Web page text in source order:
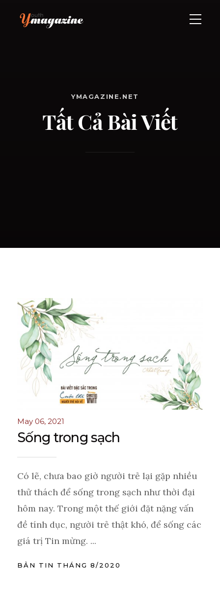
YMAGAZINE.NET
Tất Cả Bài Viết
May 06, 2021
Sống trong sạch
Có lẽ, chưa bao giờ người trẻ lại gặp nhiều
thử thách để sống trong sạch như thời đại
hôm nay. Trong một thế giới đặt nặng vấn
đề tính dục, người trẻ thật khó, để sống các
giá trị Tin mừng. ...
BẢN TIN THÁNG 8/2020